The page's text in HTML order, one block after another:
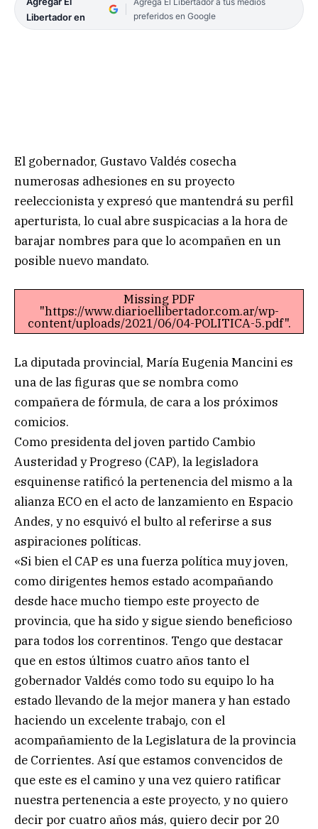
Libertador en
preferidos en Google
El gobernador, Gustavo Valdés cosecha
numerosas adhesiones en su proyecto
reeleccionista y expresó que mantendrá su perfil
aperturista, lo cual abre suspicacias a la hora de
barajar nombres para que lo acompañen en un
posible nuevo mandato.
Missing PDF
"https://www.diarioellibertador.com.ar/wp-
content/uploads/2021/06/04-POLITICA-5.pdf".
La diputada provincial, María Eugenia Mancini es
una de las figuras que se nombra como
compañera de fórmula, de cara a los próximos
comicios.
Como presidenta del joven partido Cambio
Austeridad y Progreso (CAP), la legisladora
esquinense ratificó la pertenencia del mismo a la
alianza ECO en el acto de lanzamiento en Espacio
Andes, y no esquivó el bulto al referirse a sus
aspiraciones políticas.
«Si bien el CAP es una fuerza política muy joven,
como dirigentes hemos estado acompañando
desde hace mucho tiempo este proyecto de
provincia, que ha sido y sigue siendo beneficioso
para todos los correntinos. Tengo que destacar
que en estos últimos cuatro años tanto el
gobernador Valdés como todo su equipo lo ha
estado llevando de la mejor manera y han estado
haciendo un excelente trabajo, con el
acompañamiento de la Legislatura de la provincia
de Corrientes. Así que estamos convencidos de
que este es el camino y una vez quiero ratificar
nuestra pertenencia a este proyecto, y no quiero
decir por cuatro años más, quiero decir por 20